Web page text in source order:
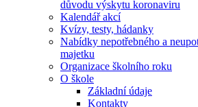
důvodu výskytu koronaviru
Kalendář akcí
Kvízy, testy, hádanky
Nabídky nepotřebného a
majetku
Organizace školního roku
O škole
Základní údaje
Kontakty